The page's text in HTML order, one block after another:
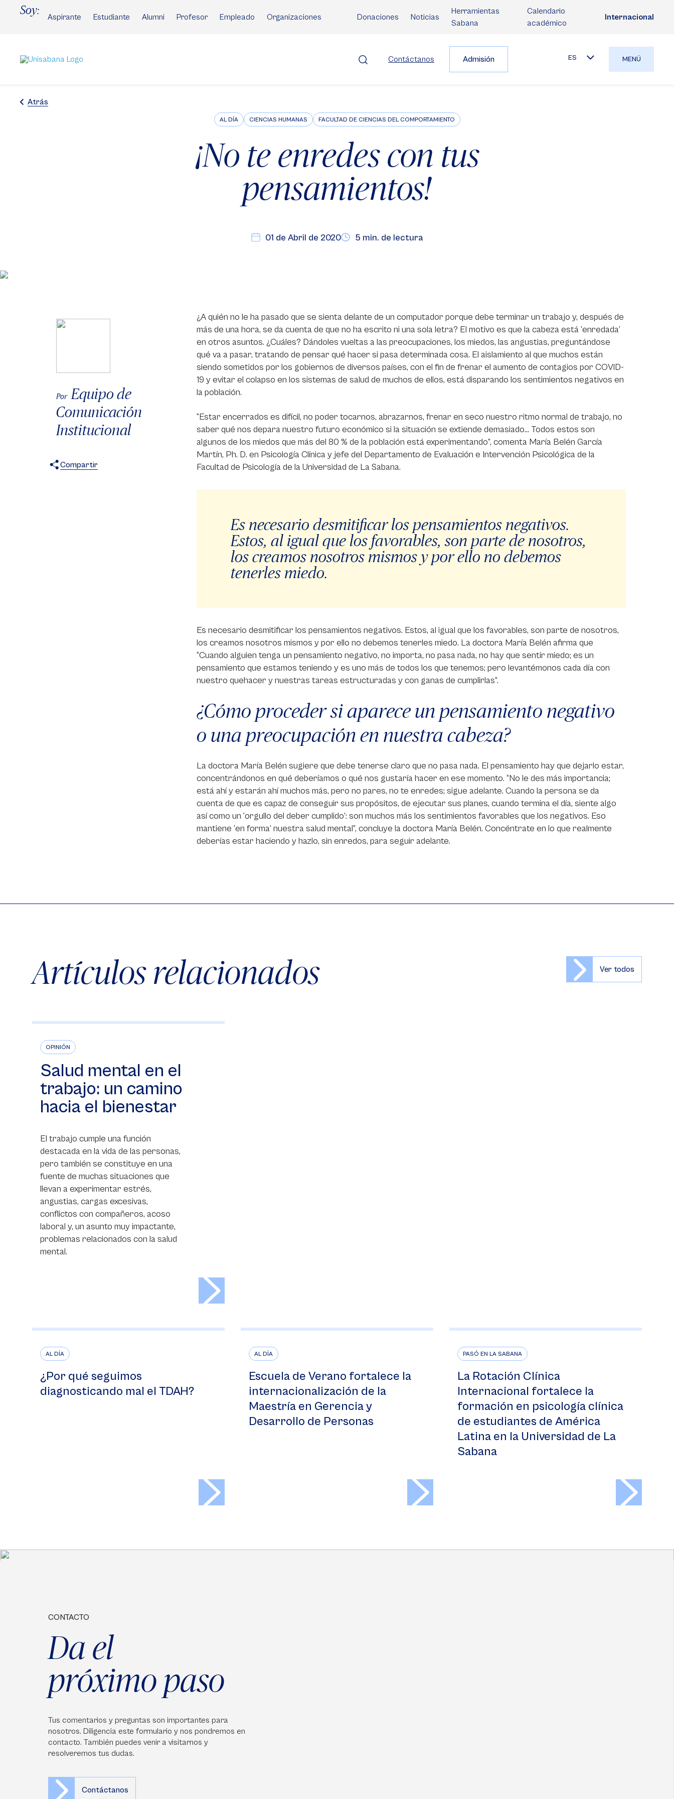
Soy:
Aspirante Estudiante Alumni Profesor Empleado Organizaciones Donaciones Noticias
Herramientas
Sabana
Calendario
académico
Internacional
Contáctanos Admisión ES MENÚ
Atrás
AL DÍA CIENCIAS HUMANAS FACULTAD DE CIENCIAS DEL COMPORTAMIENTO
¡No te enredes con tus
pensamientos!
01 de Abril de 2020 5 min. de lectura
Por Equipo de
Comunicación
Institucional
Compartir
¿A quién no le ha pasado que se sienta delante de un computador porque debe terminar un trabajo y, después de
más de una hora, se da cuenta de que no ha escrito ni una sola letra? El motivo es que la cabeza está ‘enredada’
en otros asuntos. ¿Cuáles? Dándoles vueltas a las preocupaciones, los miedos, las angustias, preguntándose
qué va a pasar, tratando de pensar qué hacer si pasa determinada cosa. El aislamiento al que muchos están
siendo sometidos por los gobiernos de diversos países, con el fin de frenar el aumento de contagios por COVID-
19 y evitar el colapso en los sistemas de salud de muchos de ellos, está disparando los sentimientos negativos en
la población.
“Estar encerrados es difícil, no poder tocarnos, abrazarnos, frenar en seco nuestro ritmo normal de trabajo, no
saber qué nos depara nuestro futuro económico si la situación se extiende demasiado… Todos estos son
algunos de los miedos que más del 80 % de la población está experimentando”, comenta María Belén García
Martín, Ph. D. en Psicología Clínica y jefe del Departamento de Evaluación e Intervención Psicológica de la
Facultad de Psicología de la Universidad de La Sabana.
Es necesario desmitificar los pensamientos negativos.
Estos, al igual que los favorables, son parte de nosotros,
los creamos nosotros mismos y por ello no debemos
tenerles miedo.
Es necesario desmitificar los pensamientos negativos. Estos, al igual que los favorables, son parte de nosotros,
los creamos nosotros mismos y por ello no debemos tenerles miedo. La doctora María Belén afirma que
“Cuando alguien tenga un pensamiento negativo, no importa, no pasa nada, no hay que sentir miedo; es un
pensamiento que estamos teniendo y es uno más de todos los que tenemos; pero levantémonos cada día con
nuestro quehacer y nuestras tareas estructuradas y con ganas de cumplirlas”.
¿Cómo proceder si aparece un pensamiento negativo
o una preocupación en nuestra cabeza?
La doctora María Belén sugiere que debe tenerse claro que no pasa nada. El pensamiento hay que dejarlo estar,
concentrándonos en qué deberíamos o qué nos gustaría hacer en ese momento. “No le des más importancia;
está ahí y estarán ahí muchos más, pero no pares, no te enredes; sigue adelante. Cuando la persona se da
cuenta de que es capaz de conseguir sus propósitos, de ejecutar sus planes, cuando termina el día, siente algo
así como un ‘orgullo del deber cumplido’: son muchos más los sentimientos favorables que los negativos. Eso
mantiene ‘en forma’ nuestra salud mental”, concluye la doctora María Belén. Concéntrate en lo que realmente
deberías estar haciendo y hazlo, sin enredos, para seguir adelante.
Artículos relacionados Ver todos
OPINIÓN
Salud mental en el
trabajo: un camino
hacia el bienestar
El trabajo cumple una función
destacada en la vida de las personas,
pero también se constituye en una
fuente de muchas situaciones que
llevan a experimentar estrés,
angustias, cargas excesivas,
conflictos con compañeros, acoso
laboral y, un asunto muy impactante,
problemas relacionados con la salud
mental.
AL DÍA
¿Por qué seguimos
diagnosticando mal el TDAH?
AL DÍA
Escuela de Verano fortalece la
internacionalización de la
Maestría en Gerencia y
Desarrollo de Personas
PASÓ EN LA SABANA
La Rotación Clínica
Internacional fortalece la
formación en psicología clínica
de estudiantes de América
Latina en la Universidad de La
Sabana
CONTACTO
Da el
próximo paso
Tus comentarios y preguntas son importantes para
nosotros. Diligencia este formulario y nos pondremos en
contacto. También puedes venir a visitarnos y
resolveremos tus dudas.
Contáctanos